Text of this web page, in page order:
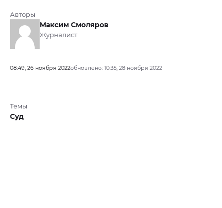
Авторы
Максим Смоляров
Журналист
08:49, 26 ноября 2022обновлено: 10:35, 28 ноября 2022
Темы
Суд